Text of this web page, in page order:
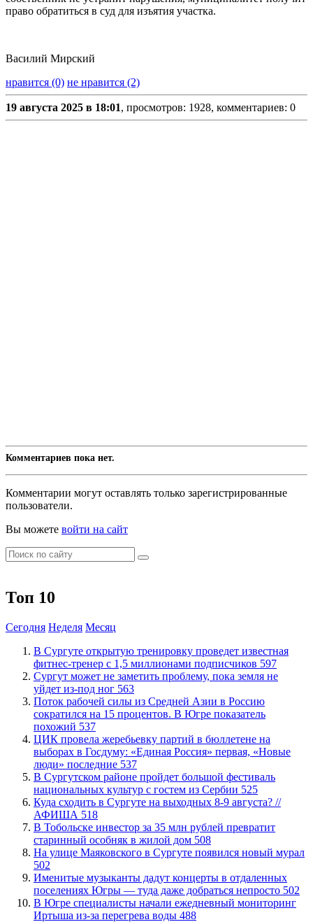
право обратиться в суд для изъятия участка.
Василий Мирский
нравится (0) не нравится (2)
19 августа 2025 в 18:01, просмотров: 1928, комментариев: 0
Комментариев пока нет.
Комментарии могут оставлять только зарегистрированные
пользователи.
Вы можете войти на сайт
Топ 10
Сегодня Неделя Месяц
В Сургуте открытую тренировку проведет известная
фитнес-тренер с 1,5 миллионами подписчиков 597
Сургут может не заметить проблему, пока земля не
уйдет из-под ног 563
Поток рабочей силы из Средней Азии в Россию
сократился на 15 процентов. В Югре показатель
похожий 537
ЦИК провела жеребьевку партий в бюллетене на
выборах в Госдуму: «Единая Россия» первая, «Новые
люди» последние 537
В Сургутском районе пройдет большой фестиваль
национальных культур с гостем из Сербии 525
​Куда сходить в Сургуте на выходных 8-9 августа? //
АФИША 518
В Тобольске инвестор за 35 млн рублей превратит
старинный особняк в жилой дом 508
​На улице Маяковского в Сургуте появился новый мурал
502
Именитые музыканты дадут концерты в отдаленных
поселениях Югры — туда даже добраться непросто 502
В Югре специалисты начали ежедневный мониторинг
Иртыша из-за перегрева воды 488